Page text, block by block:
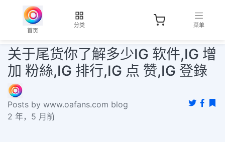
首页
分类 菜单
关于尾货你了解多少IG 软件,IG 增
加 粉絲,IG 排行,IG 点 赞,IG 登錄
Posts by www.oafans.com blog
2 年，5 月前